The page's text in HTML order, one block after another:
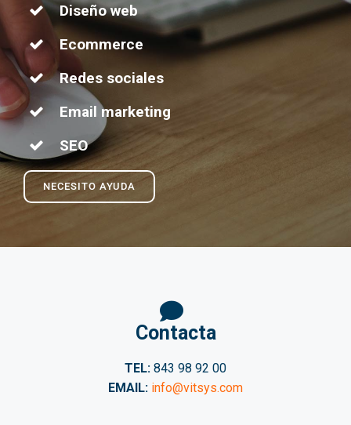
Diseño web
Ecommerce
Redes sociales
Email marketing
SEO
NECESITO AYUDA
Contacta
TEL: 843 98 92 00
EMAIL: info@vitsys.com